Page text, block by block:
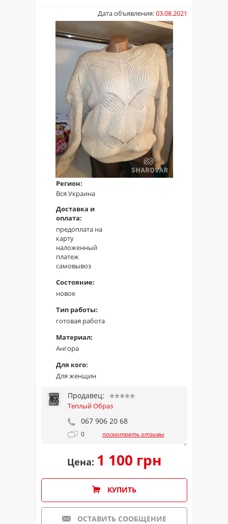
Дата объявления:03.08.2021
Регион:
Вся Украина
Доставка и
оплата:
предоплата на
карту
наложенный
платеж
самовывоз
Состояние:
новое
Тип работы:
готовая работа
Материал:
Ангора
Для кого:
Для женщин
Продавец:
Теплый Образ
067 906 20 68
0 посмотреть отзывы
Цена: 1 100 грн
КУПИТЬ
ОСТАВИТЬ СООБЩЕНИЕ